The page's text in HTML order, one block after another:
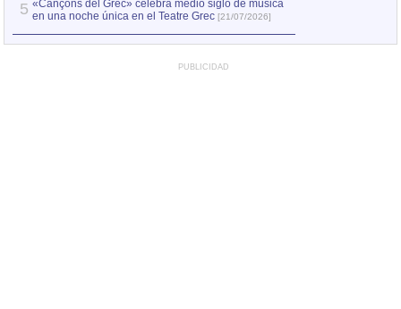
5 «Cançons del Grec» celebra medio siglo de música
en una noche única en el Teatre Grec [21/07/2026]
PUBLICIDAD